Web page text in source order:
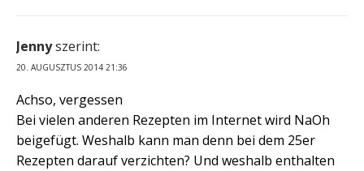
Jennyszerint:
20. AUGUSZTUS 2014 21:36
Achso, vergessen
Bei vielen anderen Rezepten im Internet wird NaOh
beigefügt. Weshalb kann man denn bei dem 25er
Rezepten darauf verzichten? Und weshalb enthalten